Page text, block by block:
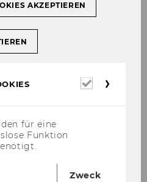
AKZEPTIEREN
für eine
Funktion
Zweck